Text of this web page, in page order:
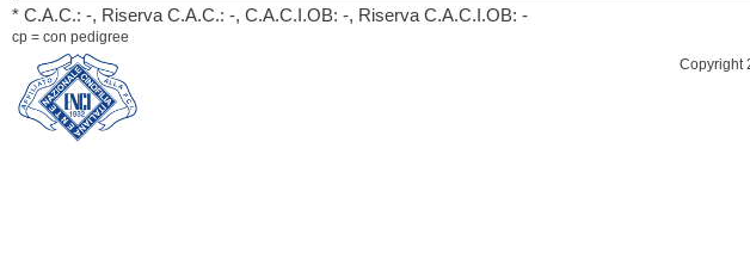
* C.A.C.: -, Riserva C.A.C.: -, C.A.C.I.OB: -, Riserva C.A.C.I.OB: -
cp = con pedigree
Copyright